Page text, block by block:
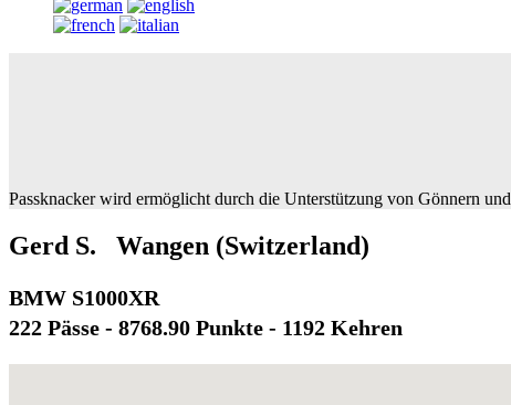
Passknacker wird ermöglicht durch die Unterstützung von Gönnern
Gerd S. Wangen (Switzerland)
BMW S1000XR
222 Pässe - 8768.90 Punkte - 1192 Kehren